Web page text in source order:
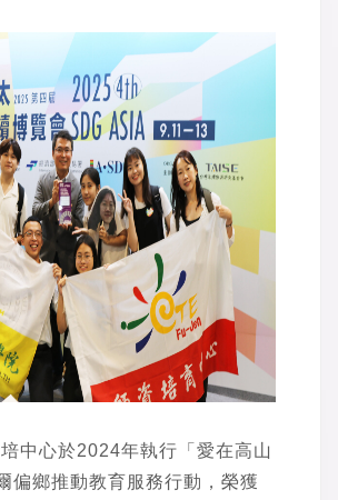
中心於2024年執行「愛在高山
偏鄉推動教育服務行動，榮獲